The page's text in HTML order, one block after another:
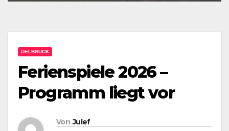
DELBRÜCK
Ferienspiele 2026 –
Programm liegt vor
Von Julef